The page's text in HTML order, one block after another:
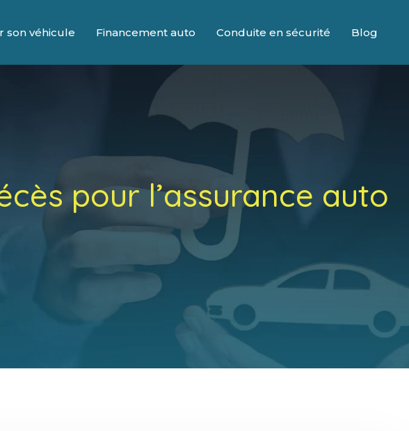
son véhicule Financement auto Conduite en sécurité Blog
pour l’assurance auto